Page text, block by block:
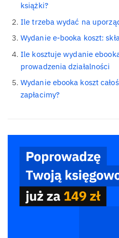
książki?
Ile trzeba wydać na
Wydanie e-booka koszt:
Ile kosztuje wydanie
prowadzenia działalności
Wydanie ebooka koszt
zapłacimy?